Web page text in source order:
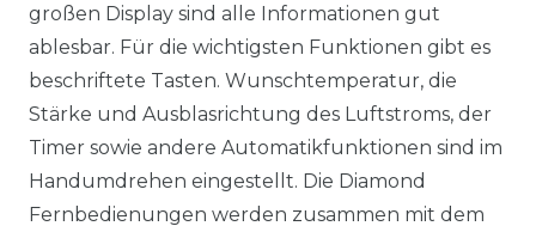
großen Display sind alle Informationen gut
ablesbar. Für die wichtigsten Funktionen gibt es
beschriftete Tasten. Wunschtemperatur, die
Stärke und Ausblasrichtung des Luftstroms, der
Timer sowie andere Automatikfunktionen sind im
Handumdrehen eingestellt. Die Diamond
Fernbedienungen werden zusammen mit dem